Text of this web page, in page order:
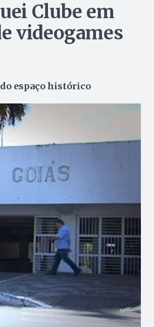
Clube em
videogames
espaço histórico